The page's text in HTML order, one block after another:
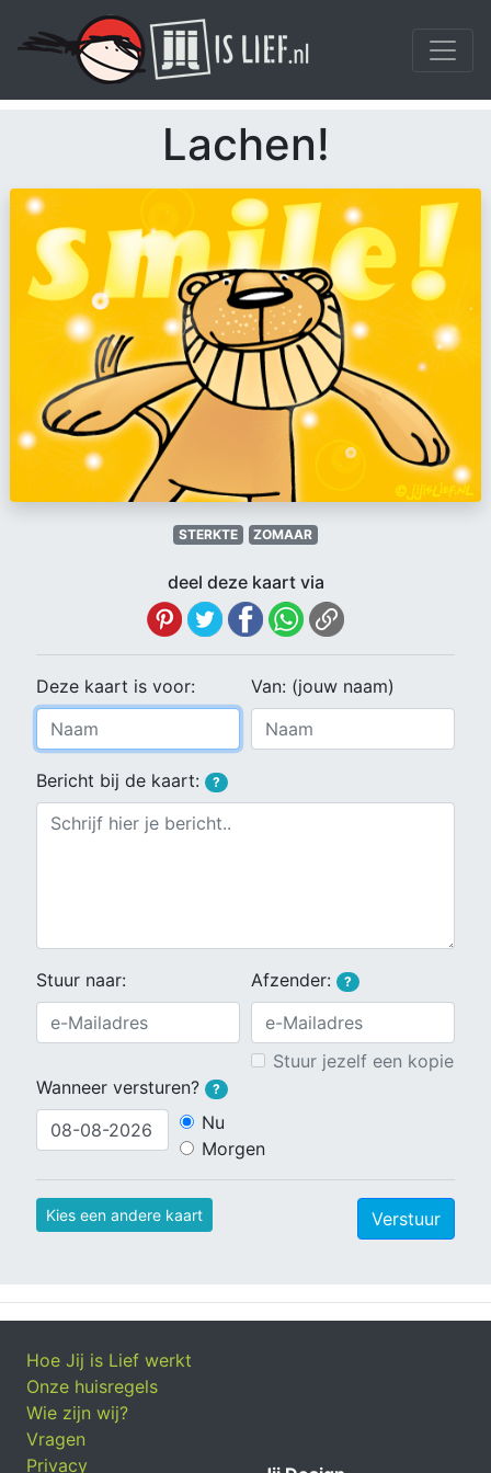
Lachen!
STERKTE ZOMAAR
deel deze kaart via
Deze kaart is voor: Van: (jouw naam)
Bericht bij de kaart: ?
Stuur naar: Afzender: ?
Stuur jezelf een kopie
Wanneer versturen?
?
Nu
Morgen
Kies een andere kaart Verstuur
Hoe Jij is Lief werkt
Onze huisregels
Wie zijn wij?
Vragen
Privacy